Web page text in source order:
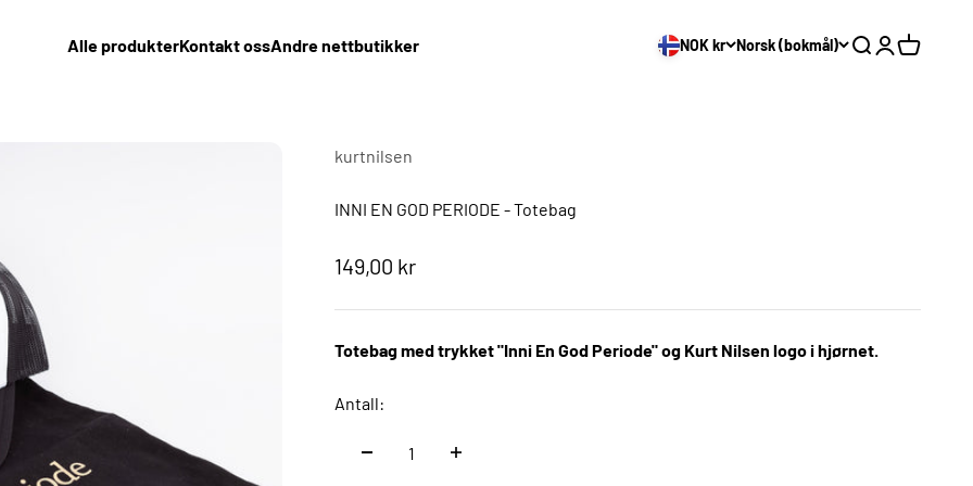
Alle produkterKontakt ossAndre nettbutikker NOK kr Norsk (bokmål) Søk Logg inn
kurtnilsen
INNI EN GOD PERIODE - Totebag
Salgspris
149,00 kr
Totebag med trykket "Inni En God Periode" og Kurt Nilsen logo i hjørnet.
Antall: